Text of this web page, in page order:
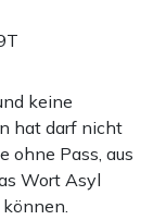
keine
hat darf nicht
ohne Pass, aus
Wort Asyl